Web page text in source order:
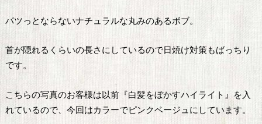
パツっとならないナチュラルな丸みのあるボブ。
首が隠れるくらいの長さにしているので日焼け対策もばっちり
です。
こちらの写真のお客様は以前『白髪をぼかすハイライト』を入
れているので、今回はカラーでピンクベージュにしています。